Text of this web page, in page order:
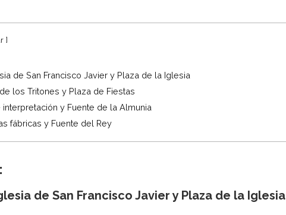
de San Francisco Javier y Plaza de la Iglesia
los Tritones y Plaza de Fiestas
y Fuente de la Almunia
fábricas y Fuente del Rey
de San Francisco Javier y Plaza de la Iglesia